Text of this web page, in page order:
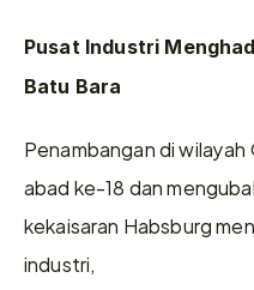
Pusat Industri
Batu Bara
Penambangan di wilayah
abad ke-18 dan
kekaisaran Habsburg
industri,